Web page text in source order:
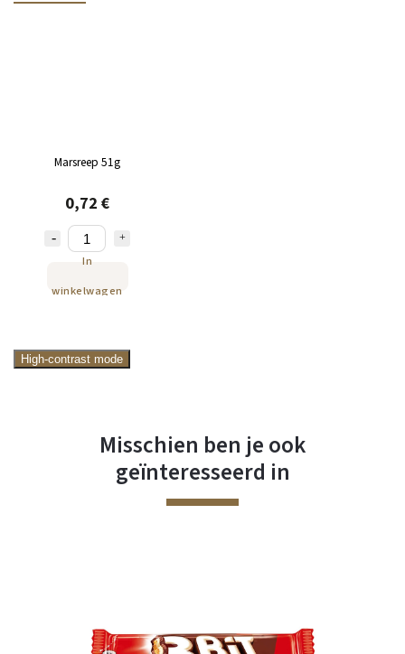
Marsreep 51g
0,72 €
In
winkelwagen
High-contrast mode
Misschien ben je ook
geïnteresseerd in